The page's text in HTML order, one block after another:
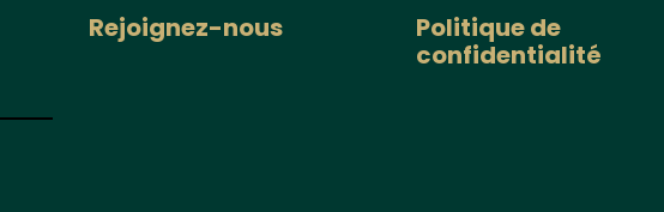
Rejoignez-nous
Politique de
confidentialité